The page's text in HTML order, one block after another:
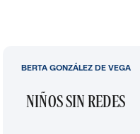
NIÑOS SIN REDES
BERTA GONZÁLEZ DE VEGA